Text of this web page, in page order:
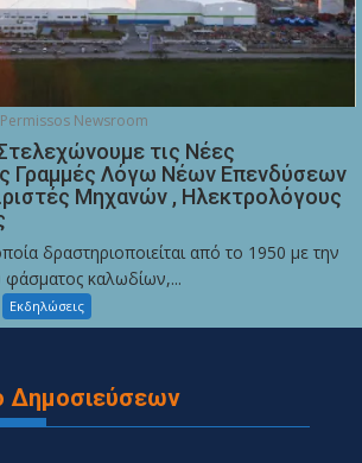
Permissos Newsroom
τις Νέες
Γραμμές Λόγω Νέων Επενδύσεων
Μηχανών , Ηλεκτρολόγους
δραστηριοποιείται από το 1950 με την
καλωδίων,...
Εκδηλώσεις
Δημοσιεύσεων